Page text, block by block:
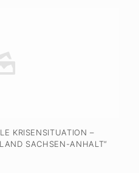
KRISENSITUATION –
SACHSEN-ANHALT“